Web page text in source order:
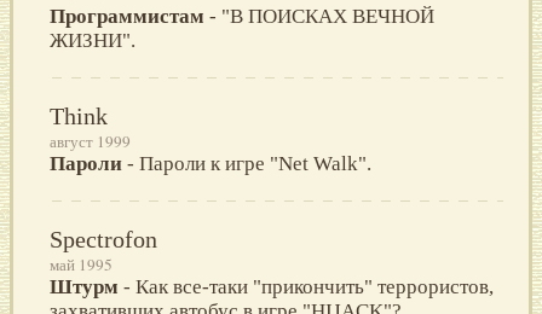
Программистам - "В ПОИСКАХ ВЕЧНОЙ
ЖИЗНИ".
Think
август 1999
Пароли - Пароли к игре "Net Walk".
Spectrofon
май 1995
Штурм - Как все-таки "прикончить" террористов,